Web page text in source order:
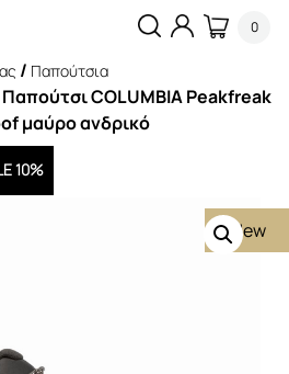
0
/ Παπούτσια
COLUMBIA Peakfreak
μαύρο ανδρικό
New
10%